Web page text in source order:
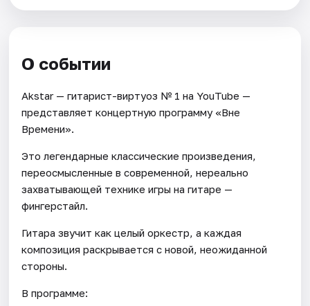
О событии
Akstar — гитарист-виртуоз № 1 на YouTube —
представляет концертную программу «Вне
Времени».
Это легендарные классические произведения,
переосмысленные в современной, нереально
захватывающей технике игры на гитаре —
фингерстайл.
Гитара звучит как целый оркестр, а каждая
композиция раскрывается с новой, неожиданной
стороны.
В программе: